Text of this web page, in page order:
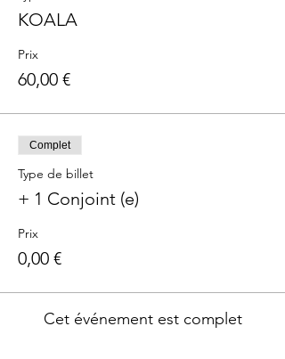
KOALA
Prix
60,00 €
Complet
Type de billet
+ 1 Conjoint (e)
Prix
0,00 €
Cet événement est complet